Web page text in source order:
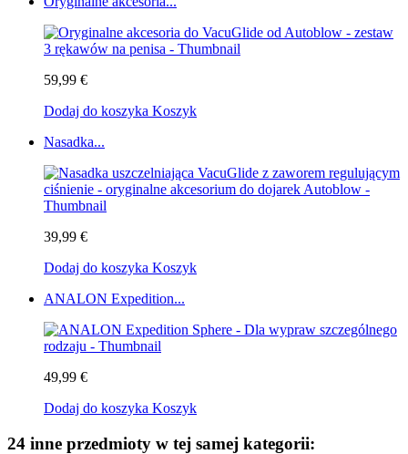
59,99 €
Dodaj do koszyka Koszyk
Nasadka...
39,99 €
Dodaj do koszyka Koszyk
ANALON Expedition...
49,99 €
Dodaj do koszyka Koszyk
24 inne przedmioty w tej samej kategorii: